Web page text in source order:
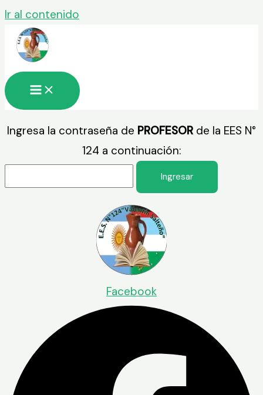
Ir al contenido
Ingresa la contraseña de PROFESOR de la EES N°
124 a continuación:
Facebook